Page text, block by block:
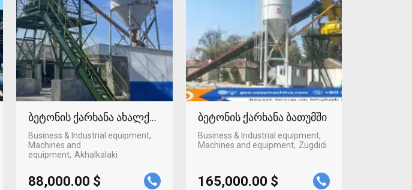
ბეტონის ქარხანა ახალქალაქში
Business & Industrial equipment,
Machines and
equipment Akhalkalaki
88,000.00 $
ბეტონის ქარხანა ბათუმში
Business & Industrial equipment,
Machines and equipment Zugdidi
165,000.00 $